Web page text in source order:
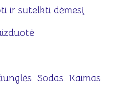
ir sutelkti dėmesį
Sodas. Kaimas.